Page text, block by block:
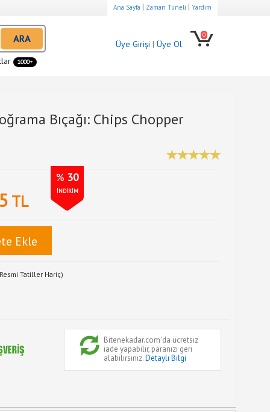
Ana Sayfa | Zaman Tüneli | Yardım
ARA
1000+
Üye Girişi | Üye Ol
0
Bıçağı: Chips Chopper
% 30
İNDİRİM
TL
Ekle
Tatiller Hariç)
Bitenekadar.com'da ücretsiz
iade yapabilir, paranızı geri
alabilirsiniz.Detaylı Bilgi